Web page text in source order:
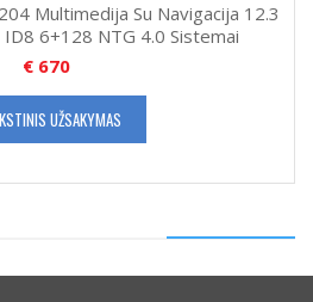
Multimedija Su Navigacija 12.3
6+128 NTG 4.0 Sistemai
€ 670
UŽSAKYMAS